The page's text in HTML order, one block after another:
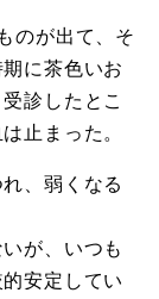
のが出て、そ
に茶色いお
診したとこ
止まった。
、弱くなる
が、いつも
安定してい